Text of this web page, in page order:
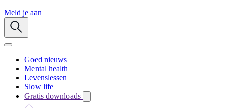
Meld je aan
Goed nieuws
Mental health
Levenslessen
Slow life
Gratis downloads